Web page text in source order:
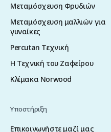
Μεταμόσχευση Φρυδιών
Μεταμόσχευση μαλλιών για
γυναίκες
Percutan Τεχνική
Η Τεχνική του Ζαφείρου
Κλίμακα Norwood
Υποστήριξη
Επικοινωνήστε μαζί μας